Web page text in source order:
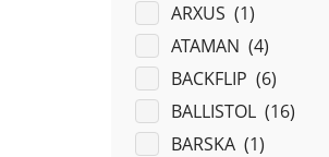
ARXUS (1)
ATAMAN (4)
BACKFLIP (6)
BALLISTOL (16)
BARSKA (1)